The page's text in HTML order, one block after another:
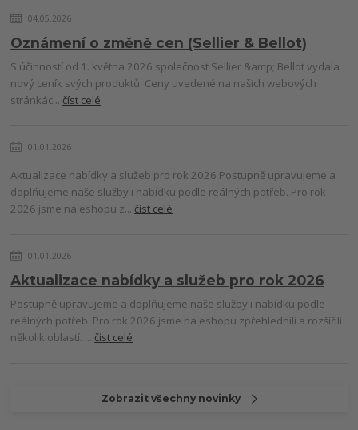
04.05.2026
Oznámení o změně cen (Sellier & Bellot)
S účinností od 1. května 2026 společnost Sellier &amp; Bellot vydala
nový ceník svých produktů. Ceny uvedené na našich webových
stránkác... číst celé
01.01.2026
Aktualizace nabídky a služeb pro rok 2026 Postupně upravujeme a
doplňujeme naše služby i nabídku podle reálných potřeb. Pro rok
2026 jsme na eshopu z... číst celé
01.01.2026
Aktualizace nabídky a služeb pro rok 2026
Postupně upravujeme a doplňujeme naše služby i nabídku podle
reálných potřeb. Pro rok 2026 jsme na eshopu zpřehlednili a rozšířili
několik oblastí. ... číst celé
Zobrazit všechny novinky